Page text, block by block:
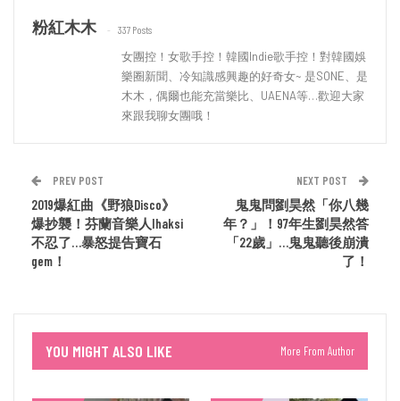
粉紅木木 337 Posts
女團控！女歌手控！韓國Indie歌手控！對韓國娛
樂圈新聞、冷知識感興趣的好奇女~ 是SONE、是
木木，偶爾也能充當樂比、UAENA等…歡迎大家
來跟我聊女團哦！
PREV POST
2019爆紅曲《野狼Disco》
爆抄襲！芬蘭音樂人Ihaksi
不忍了…暴怒提告寶石
gem！
NEXT POST
鬼鬼問劉昊然「你八幾
年？」！97年生劉昊然答
「22歲」…鬼鬼聽後崩潰
了！
YOU MIGHT ALSO LIKE More From Author